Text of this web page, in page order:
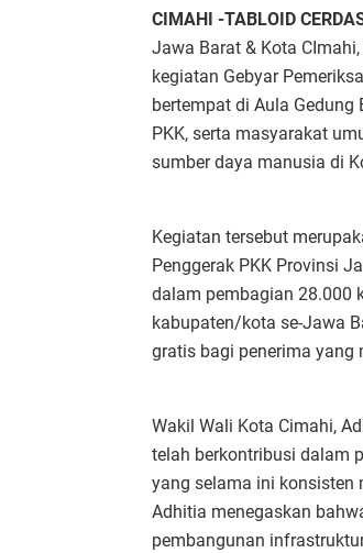
CIMAHI -TABLOID
Jawa Barat & Kota
kegiatan Gebyar
bertempat di Aula
PKK, serta masyarakat
sumber daya manusia di
Kegiatan tersebut
Penggerak PKK Provinsi
dalam pembagian 28.000
kabupaten/kota se-Jawa
gratis bagi penerima yang
Wakil Wali Kota Cimahi,
telah berkontribusi dalam
yang selama ini konsisten
Adhitia menegaskan
pembangunan